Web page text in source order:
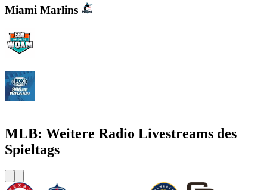
Miami Marlins
MLB: Weitere Radio Livestreams des
Spieltags